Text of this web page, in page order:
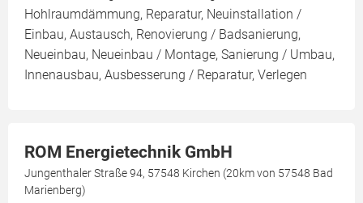
Hohlraumdämmung, Reparatur, Neuinstallation /
Einbau, Austausch, Renovierung / Badsanierung,
Neueinbau, Neueinbau / Montage, Sanierung / Umbau,
Innenausbau, Ausbesserung / Reparatur, Verlegen
ROM Energietechnik GmbH
Jungenthaler Straße 94, 57548 Kirchen (20km von 57548 Bad
Marienberg)